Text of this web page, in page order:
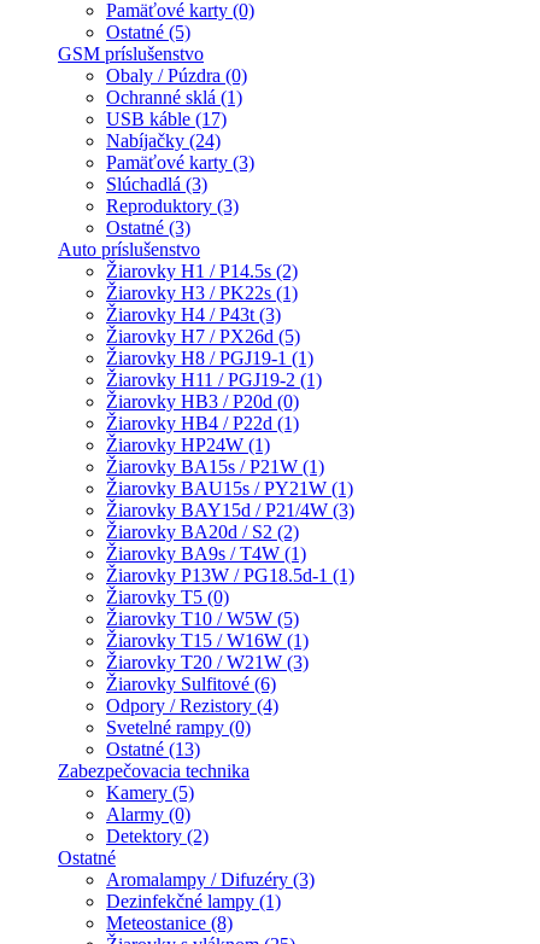
Pamäťové karty (0)
Ostatné (5)
GSM príslušenstvo
Obaly / Púzdra (0)
Ochranné sklá (1)
USB káble (17)
Nabíjačky (24)
Pamäťové karty (3)
Slúchadlá (3)
Reproduktory (3)
Ostatné (3)
Auto príslušenstvo
Žiarovky H1 / P14.5s (2)
Žiarovky H3 / PK22s (1)
Žiarovky H4 / P43t (3)
Žiarovky H7 / PX26d (5)
Žiarovky H8 / PGJ19-1 (1)
Žiarovky H11 / PGJ19-2 (1)
Žiarovky HB3 / P20d (0)
Žiarovky HB4 / P22d (1)
Žiarovky HP24W (1)
Žiarovky BA15s / P21W (1)
Žiarovky BAU15s / PY21W (1)
Žiarovky BAY15d / P21/4W (3)
Žiarovky BA20d / S2 (2)
Žiarovky BA9s / T4W (1)
Žiarovky P13W / PG18.5d-1 (1)
Žiarovky T5 (0)
Žiarovky T10 / W5W (5)
Žiarovky T15 / W16W (1)
Žiarovky T20 / W21W (3)
Žiarovky Sulfitové (6)
Odpory / Rezistory (4)
Svetelné rampy (0)
Ostatné (13)
Zabezpečovacia technika
Kamery (5)
Alarmy (0)
Detektory (2)
Ostatné
Aromalampy / Difuzéry (3)
Dezinfekčné lampy (1)
Meteostanice (8)